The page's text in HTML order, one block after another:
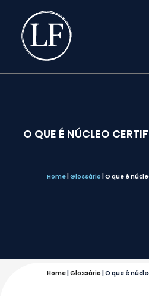
O QUE É NÚCLEO
Home| Glossário O que é
Home| Glossário O que é